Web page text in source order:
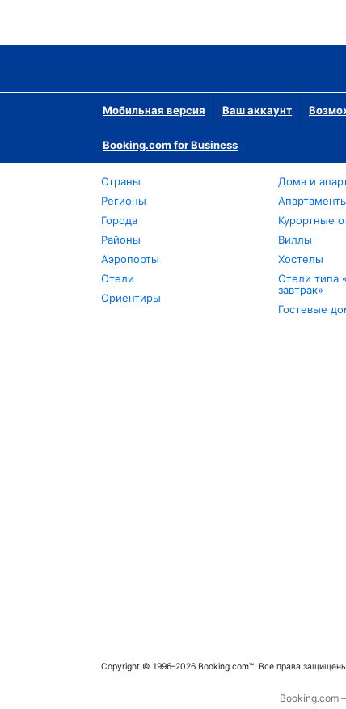
Мобильная версия Ваш аккаунт
Booking.com for Business
Страны
Регионы
Города
Районы
Аэропорты
Отели
Ориентиры
Дома и
Курортные
Виллы
Хостелы
Отели типа
завтрак»
Гостевые
Copyright © 1996–2026 Booking.com™. Все права
Booking.com